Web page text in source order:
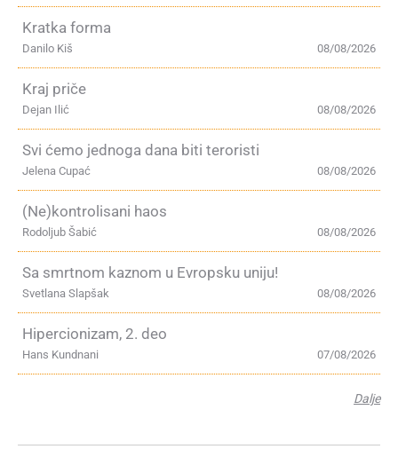
Kratka forma
08/08/2026
Danilo Kiš
Kraj priče
08/08/2026
Dejan Ilić
Svi ćemo jednoga dana biti teroristi
08/08/2026
Jelena Cupać
(Ne)kontrolisani haos
08/08/2026
Rodoljub Šabić
Sa smrtnom kaznom u Evropsku uniju!
08/08/2026
Svetlana Slapšak
Hipercionizam, 2. deo
07/08/2026
Hans Kundnani
Dalje